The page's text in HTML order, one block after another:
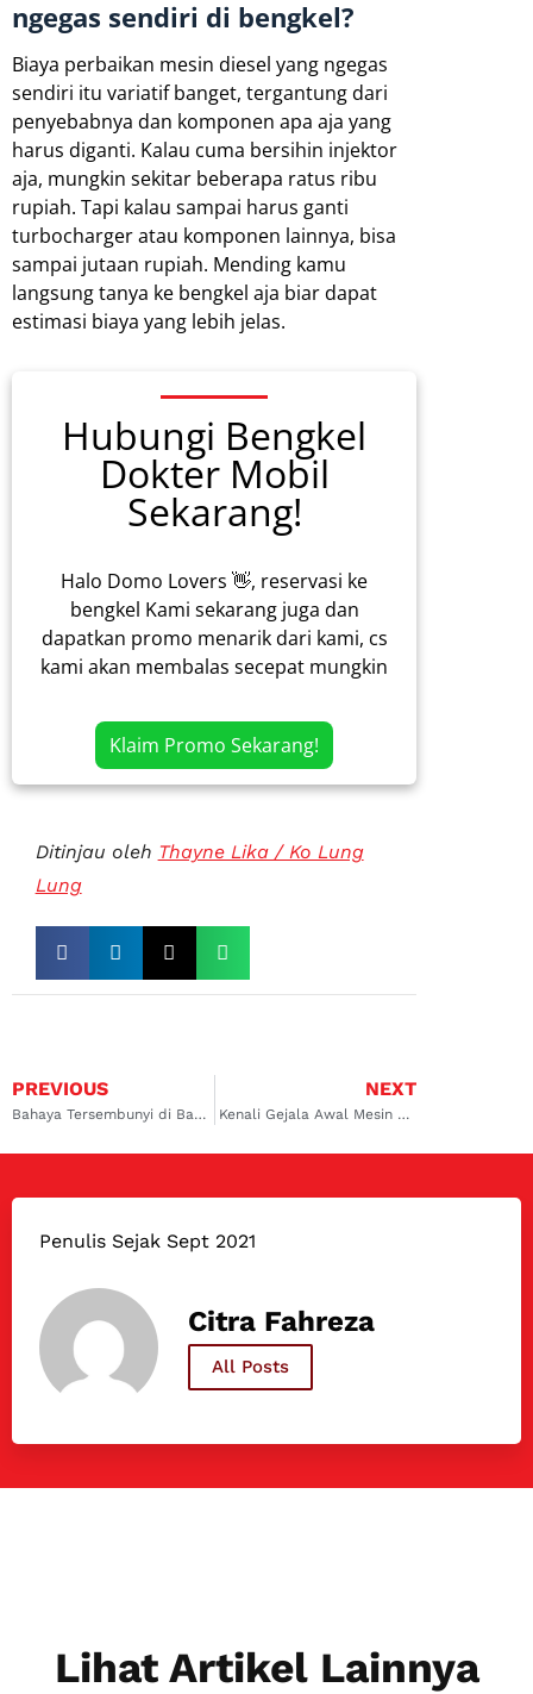
ngegas sendiri di bengkel?
Biaya perbaikan mesin diesel yang ngegas
sendiri itu variatif banget, tergantung dari
penyebabnya dan komponen apa aja yang
harus diganti. Kalau cuma bersihin injektor
aja, mungkin sekitar beberapa ratus ribu
rupiah. Tapi kalau sampai harus ganti
turbocharger atau komponen lainnya, bisa
sampai jutaan rupiah. Mending kamu
langsung tanya ke bengkel aja biar dapat
estimasi biaya yang lebih jelas.
Hubungi Bengkel
Dokter Mobil
Sekarang!
Halo Domo Lovers 👋, reservasi ke
bengkel Kami sekarang juga dan
dapatkan promo menarik dari kami, cs
kami akan membalas secepat mungkin
Klaim Promo Sekarang!
Ditinjau oleh Thayne Lika / Ko Lung
Lung
PREVIOUS
Bahaya Tersembunyi di Balik Lampu Indikator Mobil yang Menyala Saat Mesin Mati!
NEXT
Kenali Gejala Awal Mesin Diesel yang Ngegas Sendiri!
Penulis Sejak Sept 2021
Citra Fahreza
All Posts
Lihat Artikel Lainnya